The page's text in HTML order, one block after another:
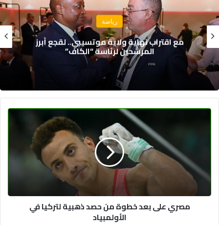
رياضة
رئاسة الفيفا.. أبرز المرشحين المحتملين لخلافة
جياني إنفانتينو
مصري
ذهبية
في
الأولمبيادمصري على بعد خطوة من حصد ذهبية لتركيا في
الأولمبياد